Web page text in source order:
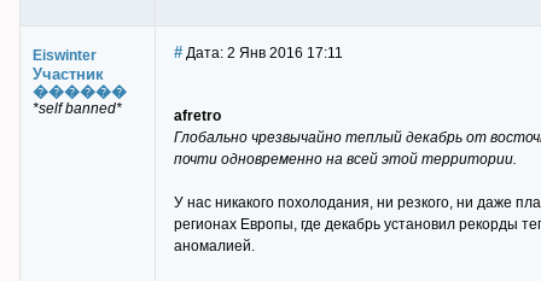
Eiswinter
Участник
������
*self banned*
# Дата: 2 Янв 2016 17:11
afretro
Глобально чрезвычайно теплый декабрь от
почти одновременно на всей этой территории.
У нас никакого похолодания, ни резкого, ни даже
регионах Европы, где декабрь установил рекорды
аномалией.